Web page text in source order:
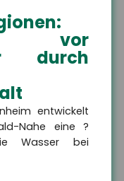
vor
durch
entwickelt
Nahe eine ?
Wasser bei